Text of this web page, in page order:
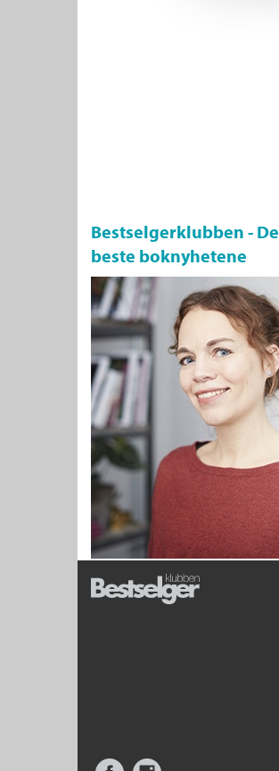
Bestselgerklubben - De
beste boknyhetene
Facebook